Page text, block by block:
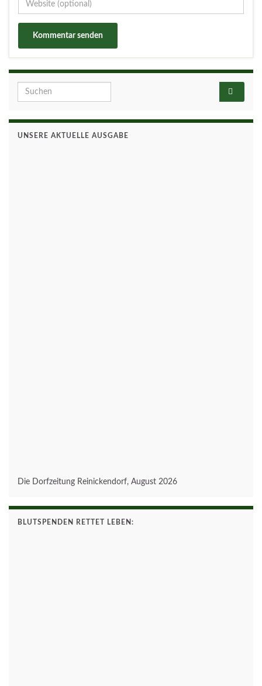
Search for:
UNSERE AKTUELLE AUSGABE
Die Dorfzeitung Reinickendorf, August 2026
BLUTSPENDEN RETTET LEBEN: